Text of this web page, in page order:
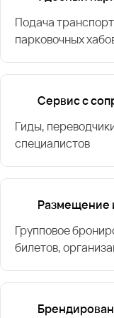
Подача
парковочных
Сервис с
Гиды,
специалистов
Размещение
Групповое
билетов,